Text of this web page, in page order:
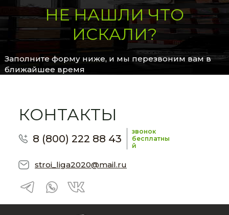
НЕ НАШЛИ ЧТО
ИСКАЛИ?
Заполните форму ниже, и мы перезвоним вам в
ближайшее время
КОНТАКТЫ
8 (800) 222 88 43
звонок
бесплатны
й
stroi_liga2020@mail.ru